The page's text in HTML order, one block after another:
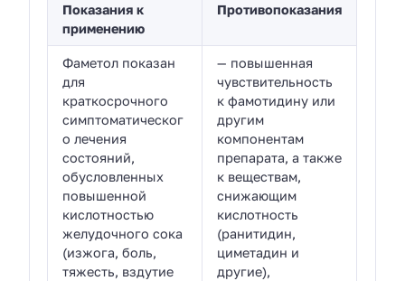
Показания к
применению
Противопоказания
Фаметол показан
для
краткосрочного
симптоматическог
о лечения
состояний,
обусловленных
повышенной
кислотностью
желудочного сока
(изжога, боль,
тяжесть, вздутие
— повышенная
чувствительность
к фамотидину или
другим
компонентам
препарата, а также
к веществам,
снижающим
кислотность
(ранитидин,
циметадин и
другие),